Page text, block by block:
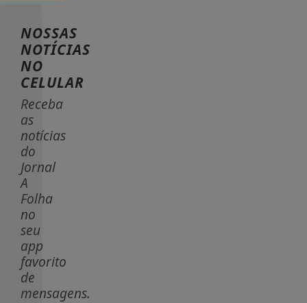
NOSSAS
NOTÍCIAS
NO
CELULAR
Receba
as
notícias
do
Jornal
A
Folha
no
seu
app
favorito
de
mensagens.